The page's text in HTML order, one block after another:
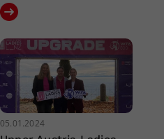
05.01.2024